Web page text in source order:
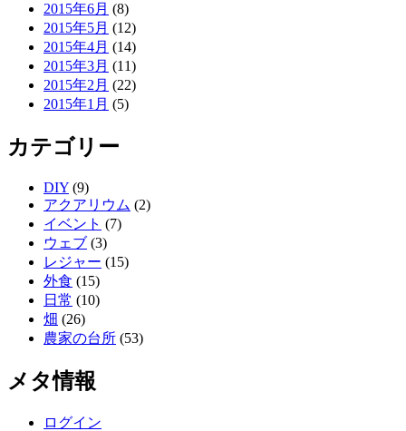
2015年6月 (8)
2015年5月 (12)
2015年4月 (14)
2015年3月 (11)
2015年2月 (22)
2015年1月 (5)
カテゴリー
DIY (9)
アクアリウム (2)
イベント (7)
ウェブ (3)
レジャー (15)
外食 (15)
日常 (10)
畑 (26)
農家の台所 (53)
メタ情報
ログイン